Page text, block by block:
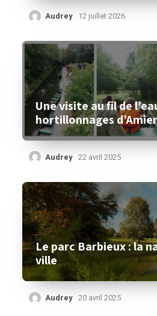
Audrey 12 juillet 2026
Une visite au fil de
hortillonnages
Audrey 22 avril 2025
Le parc Barbieux : la
ville
Audrey 20 avril 2025